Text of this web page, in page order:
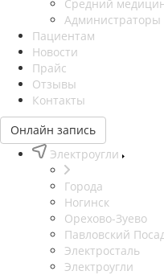
Средний
Администраторы
Пациентам
Новости
Прайс
Отзывы
Контакты
Онлайн запись
Электроугли
Города
Ногинск
Орехово-Зуево
Павловский
Электросталь
Электроугли